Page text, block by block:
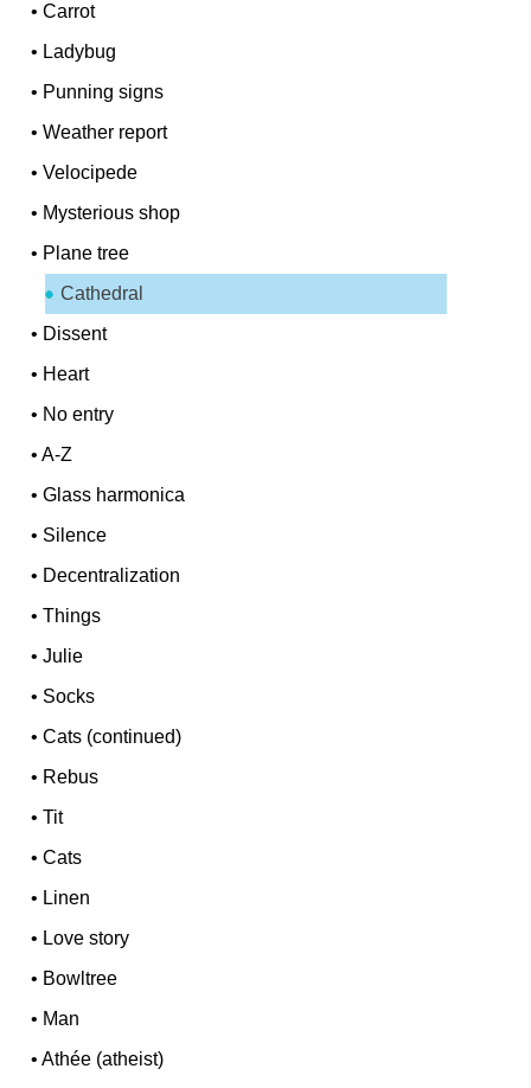
•Carrot
• Ladybug
• Punning signs
•Weather report
•Velocipede
• Mysterious shop
• Plane tree
Cathedral
• Dissent
• Heart
• No entry
•A-Z
•Glass harmonica
• Silence
• Decentralization
•Things
•Julie
• Socks
•Cats (continued)
• Rebus
•Tit
•Cats
• Linen
• Love story
• Bowltree
• Man
•Athée (atheist)